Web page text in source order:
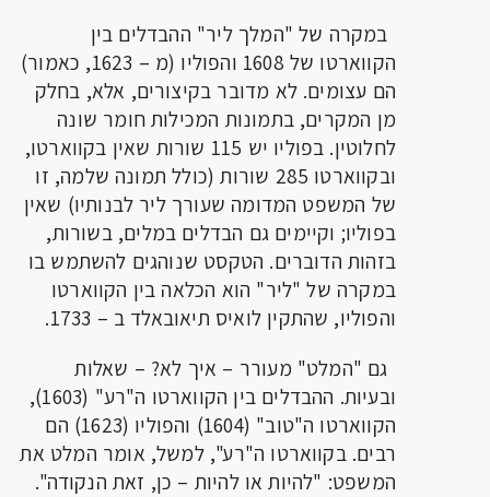
במקרה של "המלך ליר" ההבדלים בין
הקווארטו של 1608 והפוליו (מ – 1623, כאמור)
הם עצומים. לא מדובר בקיצורים, אלא, בחלק
מן המקרים, בתמונות המכילות חומר שונה
לחלוטין. בפוליו יש 115 שורות שאין בקווארטו,
ובקווארטו 285 שורות (כולל תמונה שלמה, זו
של המשפט המדומה שעורך ליר לבנותיו) שאין
בפוליו; וקיימים גם הבדלים במלים, בשורות,
בזהות הדוברים. הטקסט שנוהגים להשתמש בו
במקרה של "ליר" הוא הכלאה בין הקווארטו
והפוליו, שהתקין לואיס תיאובאלד ב – 1733.
גם "המלט" מעורר – איך לא? – שאלות
ובעיות. ההבדלים בין הקווארטו ה"רע" (1603),
הקווארטו ה"טוב" (1604) והפוליו (1623) הם
רבים. בקווארטו ה"רע", למשל, אומר המלט את
המשפט: "להיות או להיות – כן, זאת הנקודה".